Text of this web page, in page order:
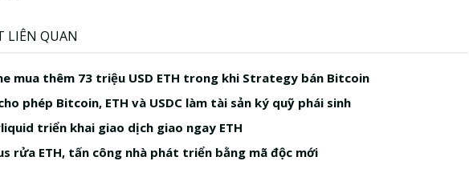
LIÊN QUAN
mua thêm 73 triệu USD ETH trong khi Strategy bán Bitcoin
phép Bitcoin, ETH và USDC làm tài sản ký quỹ phái sinh
triển khai giao dịch giao ngay ETH
rửa ETH, tấn công nhà phát triển bằng mã độc mới